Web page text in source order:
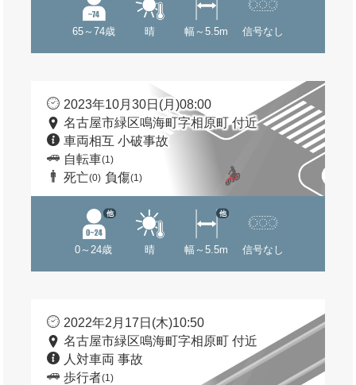
65～74歳 晴 幅～5.5m 信号なし
2023年10月30日(月)08:00
名古屋市緑区鳴海町字相原町 付近
車両相互 小破事故
自転車(1)
死亡(0) 負傷(1)
0～24歳
他
晴 幅～5.5m
他
信号なし
2022年2月17日(木)10:50
名古屋市緑区鳴海町字相原町 付近
人対車両 事故
歩行者(1)